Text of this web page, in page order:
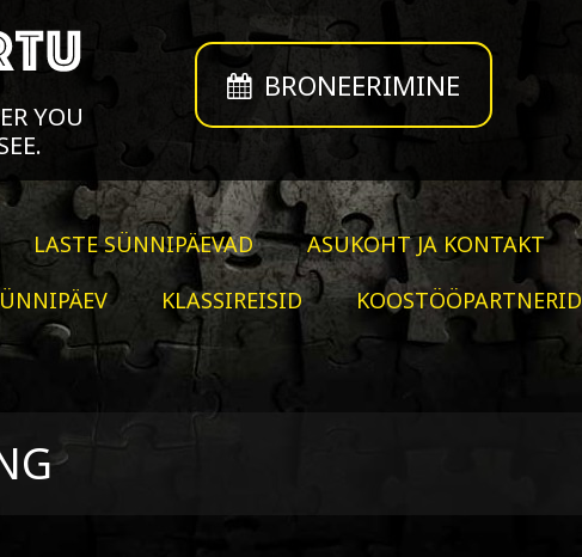
YOU
BRONEERIMINE
LASTE SÜNNIPÄEVAD ASUKOHT JA KONTAKT
KLASSIREISID KOOSTÖÖPARTNERID